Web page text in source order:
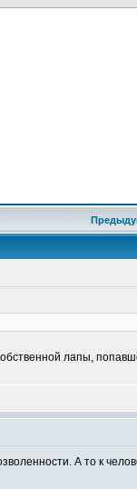
лапы,
А то к